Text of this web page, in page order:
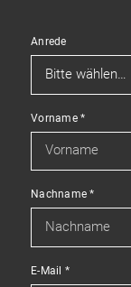
Anrede
Vorname*
Nachname*
E-Mail *